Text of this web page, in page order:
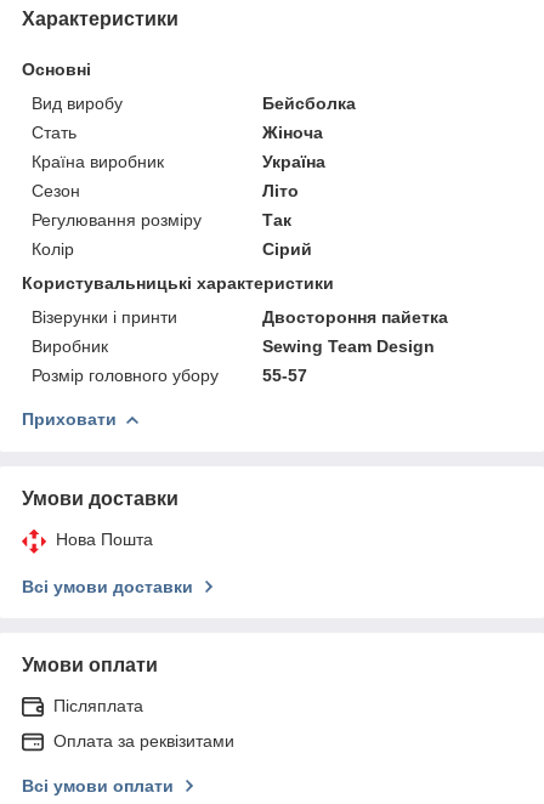
Характеристики
Основні
Вид виробу
Бейсболка
Стать
Жіноча
Країна виробник
Україна
Сезон
Літо
Регулювання розміру
Так
Колір
Сірий
Користувальницькі характеристики
Візерунки і принти
Двостороння пайетка
Виробник
Sewing Team Design
Розмір головного убору
55-57
Приховати
Умови доставки
Нова Пошта
Всі умови доставки
Умови оплати
Післяплата
Оплата за реквізитами
Всі умови оплати